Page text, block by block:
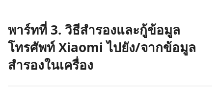
พาร์ทที่ 3. วิธีสำรองและกู้ข้อมูล
โทรศัพท์ Xiaomi ไปยัง/จากข้อมูล
สำรองในเครื่อง